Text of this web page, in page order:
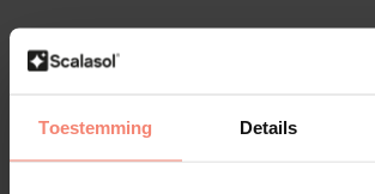
Toestemming Details
Montage